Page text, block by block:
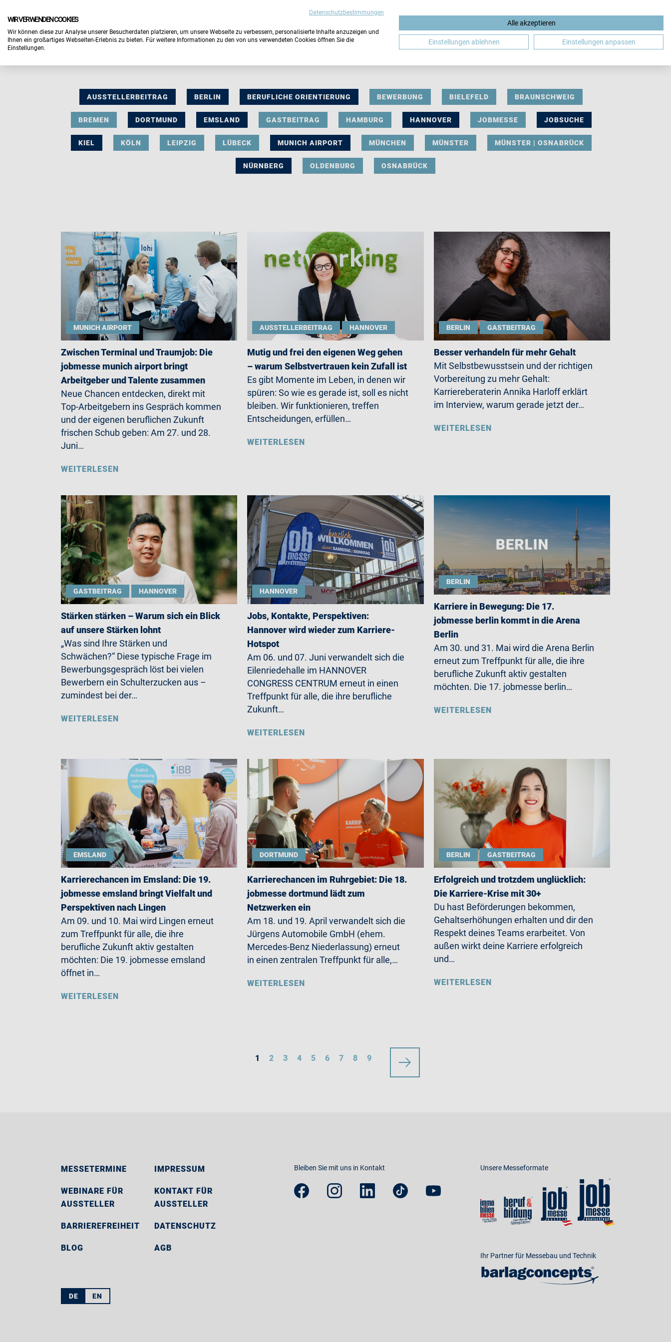
DE
AUSSTELLERBEITRAG BERLIN BERUFLICHE ORIENTIERUNG BEWERBUNG BIELEFELD BRAUNSCHWEIG
BREMEN DORTMUND EMSLAND GASTBEITRAG HAMBURG HANNOVER JOBMESSE JOBSUCHE
KIEL KÖLN LEIPZIG LÜBECK MUNICH AIRPORT MÜNCHEN MÜNSTER MÜNSTER | OSNABRÜCK
NÜRNBERG OLDENBURG OSNABRÜCK
MUNICH AIRPORT
Zwischen Terminal und Traumjob: Die
jobmesse munich airport bringt
Arbeitgeber und Talente zusammen
Neue Chancen entdecken, direkt mit
Top-Arbeitgebern ins Gespräch kommen
und der eigenen beruflichen Zukunft
frischen Schub geben: Am 27. und 28.
Juni…
WEITERLESEN
AUSSTELLERBEITRAG HANNOVER
Mutig und frei den eigenen Weg gehen
– warum Selbstvertrauen kein Zufall ist
Es gibt Momente im Leben, in denen wir
spüren: So wie es gerade ist, soll es nicht
bleiben. Wir funktionieren, treffen
Entscheidungen, erfüllen…
WEITERLESEN
BERLIN GASTBEITRAG
Besser verhandeln für mehr Gehalt
Mit Selbstbewusstsein und der richtigen
Vorbereitung zu mehr Gehalt:
Karriereberaterin Annika Harloff erklärt
im Interview, warum gerade jetzt der…
WEITERLESEN
GASTBEITRAG HANNOVER
Stärken stärken – Warum sich ein Blick
auf unsere Stärken lohnt
„Was sind Ihre Stärken und
Schwächen?“ Diese typische Frage im
Bewerbungsgespräch löst bei vielen
Bewerbern ein Schulterzucken aus –
zumindest bei der…
WEITERLESEN
HANNOVER
Jobs, Kontakte, Perspektiven:
Hannover wird wieder zum Karriere-
Hotspot
Am 06. und 07. Juni verwandelt sich die
Eilenriedehalle im HANNOVER
CONGRESS CENTRUM erneut in einen
Treffpunkt für alle, die ihre berufliche
Zukunft…
WEITERLESEN
BERLIN
Karriere in Bewegung: Die 17.
jobmesse berlin kommt in die Arena
Berlin
Am 30. und 31. Mai wird die Arena Berlin
erneut zum Treffpunkt für alle, die ihre
berufliche Zukunft aktiv gestalten
möchten. Die 17. jobmesse berlin…
WEITERLESEN
EMSLAND
Karrierechancen im Emsland: Die 19.
jobmesse emsland bringt Vielfalt und
Perspektiven nach Lingen
Am 09. und 10. Mai wird Lingen erneut
zum Treffpunkt für alle, die ihre
berufliche Zukunft aktiv gestalten
möchten: Die 19. jobmesse emsland
öffnet in…
WEITERLESEN
DORTMUND
Karrierechancen im Ruhrgebiet: Die 18.
jobmesse dortmund lädt zum
Netzwerken ein
Am 18. und 19. April verwandelt sich die
Jürgens Automobile GmbH (ehem.
Mercedes-Benz Niederlassung) erneut
in einen zentralen Treffpunkt für alle,…
WEITERLESEN
BERLIN GASTBEITRAG
Erfolgreich und trotzdem unglücklich:
Die Karriere-Krise mit 30+
Du hast Beförderungen bekommen,
Gehaltserhöhungen erhalten und dir den
Respekt deines Teams erarbeitet. Von
außen wirkt deine Karriere erfolgreich
und…
WEITERLESEN
1 2 3 4 5 6 7 8 9
MESSETERMINE
WEBINARE FÜR
AUSSTELLER
BARRIEREFREIHEIT
BLOG
IMPRESSUM
KONTAKT FÜR
AUSSTELLER
DATENSCHUTZ
AGB
Bleiben Sie mit uns in Kontakt Unsere Messeformate
Ihr Partner für Messebau und Technik
DE EN
Datenschutzbestimmungen
WIR VERWENDEN COOKIES
Wir können diese zur Analyse unserer Besucherdaten platzieren, um unsere Webseite zu verbessern, personalisierte Inhalte anzuzeigen und
Ihnen ein großartiges Webseiten-Erlebnis zu bieten. Für weitere Informationen zu den von uns verwendeten Cookies öffnen Sie die
Einstellungen.
Alle akzeptieren
Einstellungen ablehnen Einstellungen anpassen